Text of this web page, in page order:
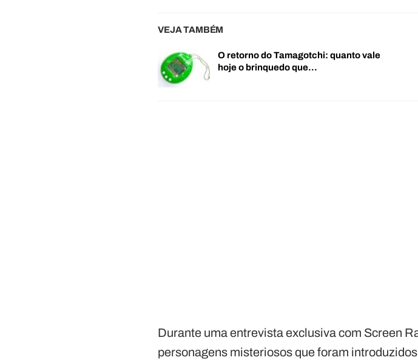
VEJA TAMBÉM
O retorno do Tamagotchi: quanto vale
hoje o brinquedo que…
Durante uma entrevista exclusiva com Screen
personagens misteriosos que foram